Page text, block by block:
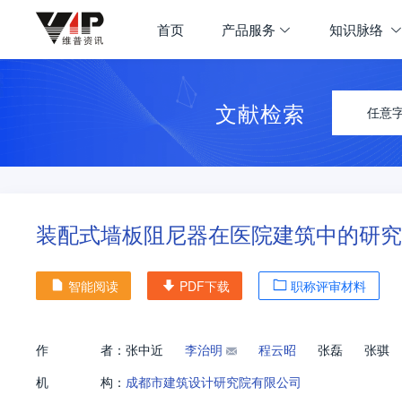
首页 产品服务 知识脉络
文献检索 任意
装配式墙板阻尼器在医院建筑中的研
智能阅读 PDF下载 职称评审材料
作 者： 张中近 李治明 程云昭 张磊
张骐
机
构： 成都市建筑设计研究院有限公司